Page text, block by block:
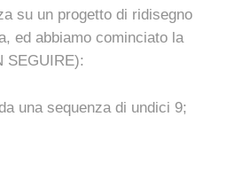
su un progetto di ridisegno
ed abbiamo cominciato la
SEGUIRE):
una sequenza di undici 9;